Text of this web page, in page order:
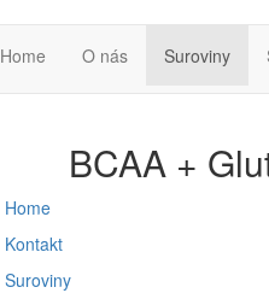
Home
O nás Suroviny
BCAA +
Home
Kontakt
Suroviny